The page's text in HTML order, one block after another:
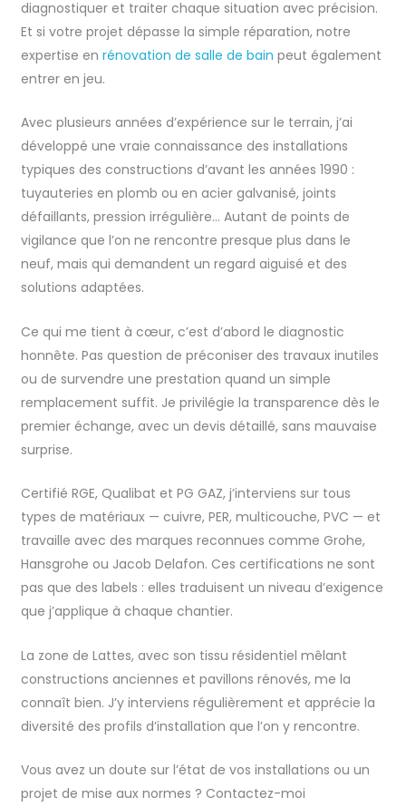
diagnostiquer et traiter chaque situation avec précision.
Et si votre projet dépasse la simple réparation, notre
expertise en rénovation de salle de bain peut également
entrer en jeu.
Avec plusieurs années d’expérience sur le terrain, j’ai
développé une vraie connaissance des installations
typiques des constructions d’avant les années 1990 :
tuyauteries en plomb ou en acier galvanisé, joints
défaillants, pression irrégulière… Autant de points de
vigilance que l’on ne rencontre presque plus dans le
neuf, mais qui demandent un regard aiguisé et des
solutions adaptées.
Ce qui me tient à cœur, c’est d’abord le diagnostic
honnête. Pas question de préconiser des travaux inutiles
ou de survendre une prestation quand un simple
remplacement suffit. Je privilégie la transparence dès le
premier échange, avec un devis détaillé, sans mauvaise
surprise.
Certifié RGE, Qualibat et PG GAZ, j’interviens sur tous
types de matériaux — cuivre, PER, multicouche, PVC — et
travaille avec des marques reconnues comme Grohe,
Hansgrohe ou Jacob Delafon. Ces certifications ne sont
pas que des labels : elles traduisent un niveau d’exigence
que j’applique à chaque chantier.
La zone de Lattes, avec son tissu résidentiel mêlant
constructions anciennes et pavillons rénovés, me la
connaît bien. J’y interviens régulièrement et apprécie la
diversité des profils d’installation que l’on y rencontre.
Vous avez un doute sur l’état de vos installations ou un
projet de mise aux normes ? Contactez-moi